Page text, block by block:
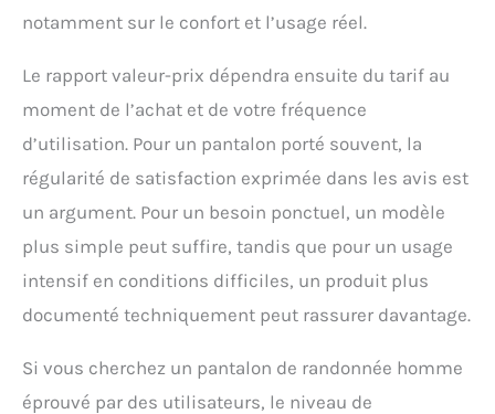
notamment sur le confort et l’usage réel.
Le rapport valeur-prix dépendra ensuite du tarif au
moment de l’achat et de votre fréquence
d’utilisation. Pour un pantalon porté souvent, la
régularité de satisfaction exprimée dans les avis est
un argument. Pour un besoin ponctuel, un modèle
plus simple peut suffire, tandis que pour un usage
intensif en conditions difficiles, un produit plus
documenté techniquement peut rassurer davantage.
Si vous cherchez un pantalon de randonnée homme
éprouvé par des utilisateurs, le niveau de